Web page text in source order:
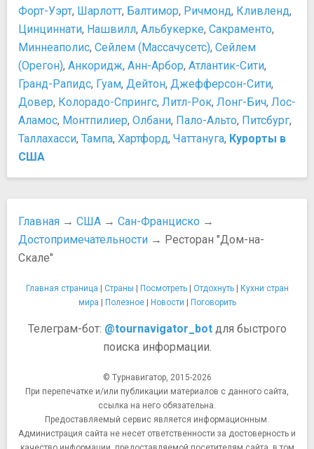
Площадь Союза
Улица Ломбард
Фонтан Вальянкура
Фонтан Лотты
Пляжи, аквапарки, купальни, бани, аквариумы
Океанский пляж
Пляж Бейкер
Спортивные сооружения
Спортивная Арена Оракл
Аудиториум Билл Грэм Сивик
Военный мемориальный оперный театр
Симфонический зал имени Луизы М. Дэвис
Театр Американской консерватории
Театр Хербста
Центр искусств Йерба Буэна
Храмы, соборы, монастыри
Кафедральный собор Грейс
Кафедральный собор Пресвятой Богородицы
Миссия Долорес
Собор Святой Марии Богородицы
Старый Собор Святой Марии
Церковь Святого Игнатиуса
попробовать
Алкоголь в США
Где можно поесть в Сан-Франциско?
Клэм-чаудер
Особенности национальной американской кухни
Традиционные блюда Сан-Франциско
Транспорт
Автобус MUNI
Аренда автомобиля в США
Аэропорты в Сан-Франциско
Водный транспорт в Сан-Франциско
Канатный трамвай MUNI
Карта транспорта Сан-Франциско
Метро MUNI
Паромы и Порт Сан-Франциско
Проездной Clipper Card
Региональная система быстрого перемещения BART
Региональная электричка Caltrain
Схема маршрутов MUNI Metro
Схема маршрутов кабельных трамваев
Такси в Сан-Франциско
Безопасность
Безопасность в Сан-Франциско
Форт-Уэрт, Шарлотт, Балтимор, Ричмонд, Кливленд,
Цинциннати, Нашвилл, Альбукерке, Сакраменто,
Миннеаполис, Сейлем (Массачусетс), Сейлем
(Орегон), Анкоридж, Анн-Арбор, Атлантик-Сити,
Гранд-Рапидс, Гуам, Дейтон, Джефферсон-Сити,
Довер, Колорадо-Спрингс, Литл-Рок, Лонг-Бич, Лос-
Аламос, Монтпилиер, Олбани, Пало-Альто, Питсбург,
Таллахасси, Тампа, Хартфорд, Чаттануга, Курорты в
США
Главная → США → Сан-Франциско →
Достопримечательности → Ресторан "Дом-на-
Скале"
Главная страница | Страны | Посмотреть| Отдохнуть| Кухни стран
мира | Полезное| Новости | Поговорить
Телеграм-бот: @tournavigator_botдля быстрого
поиска информации.
© Турнавигатор, 2015-2026
При перепечатке и/или публикации материалов с данного сайта,
ссылка на него обязательна.
Предоставляемый сервис является информационным.
Администрация сайта не несет ответственности за достоверность и